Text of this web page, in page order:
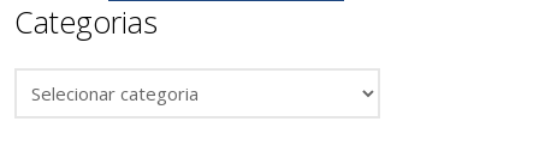
Categorias
Categorias